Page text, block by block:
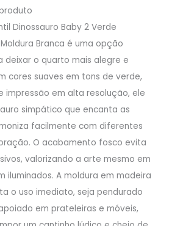
Dinossauro Baby 2 Verde
Branca é uma opção
deixar o quarto mais alegre e
cores suaves em tons de verde,
impressão em alta resolução, ele
simpático que encanta as
facilmente com diferentes
O acabamento fosco evita
valorizando a arte mesmo em
iluminados. A moldura em madeira
o uso imediato, seja pendurado
em prateleiras e móveis,